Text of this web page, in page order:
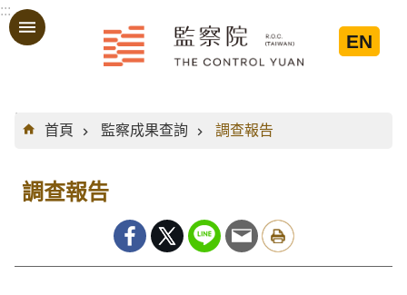
跳到主要內容區塊
:::
EN
:::
首頁
監察成果查詢 調查報告
調查報告